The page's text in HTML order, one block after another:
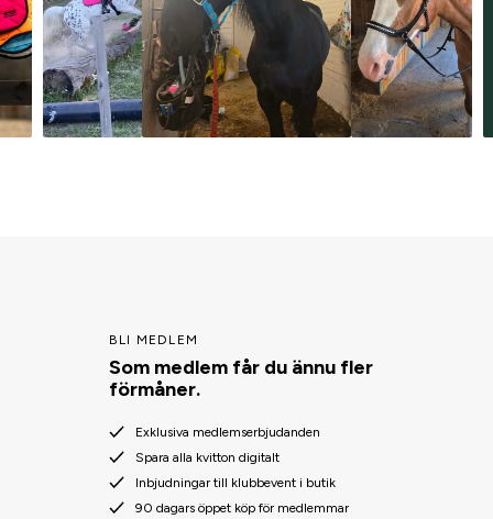
BLI MEDLEM
Som medlem får du ännu fler
förmåner.
Exklusiva medlemserbjudanden
Spara alla kvitton digitalt
Inbjudningar till klubbevent i butik
90 dagars öppet köp för medlemmar